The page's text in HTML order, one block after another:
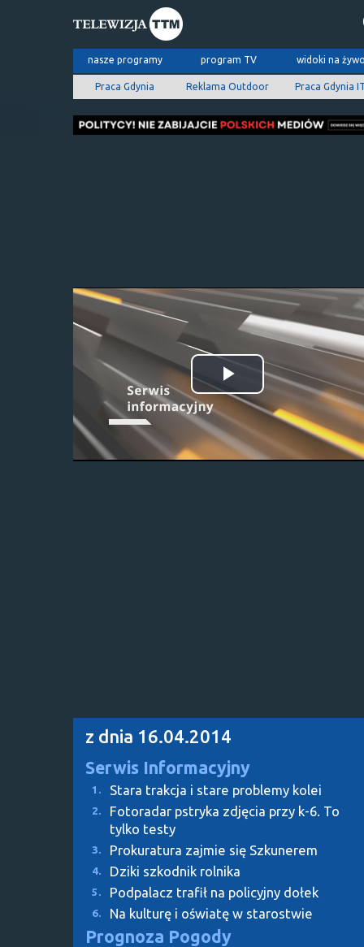
nasze programy program TV widoki na
Praca Gdynia Reklama Outdoor Praca Gdynia
Odtwórz
wideo
z dnia 16.04.2014
Serwis Informacyjny
1. Stara trakcja i stare problemy kolei
2.
Fotoradar pstryka zdjęcia przy k-6. To
tylko testy
3. Prokuratura zajmie się Szkunerem
4. Dziki szkodnik rolnika
5. Podpalacz trafił na policyjny dołek
6. Na kulturę i oświatę w starostwie
Prognoza Pogody